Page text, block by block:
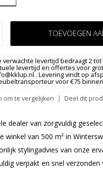
TOEVOEGEN
verwachte levertijd bedraagt 2
levertijd en offertes voor
. Levering vindt op
voor €75
om te vergelijken Deel dit
dealer van zorgvuldig
winkel van 500 m² in
stylingadvies van onze
verpakt en snel